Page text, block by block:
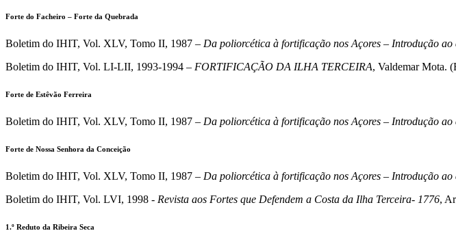
Forte do Facheiro – Forte da Quebrada
Boletim do IHIT, Vol. XLV, Tomo II, 1987 – Da poliorcética à fortificação nos Açores – Introdução
Boletim do IHIT, Vol. LI-LII, 1993-1994 – FORTIFICAÇÃO DA ILHA TERCEIRA, Valdemar Mota.
Forte de Estêvão Ferreira
Boletim do IHIT, Vol. XLV, Tomo II, 1987 – Da poliorcética à fortificação nos Açores – Introdução
Forte de Nossa Senhora da Conceição
Boletim do IHIT, Vol. XLV, Tomo II, 1987 – Da poliorcética à fortificação nos Açores – Introdução
Boletim do IHIT, Vol. LVI, 1998 - Revista aos Fortes que Defendem a Costa da Ilha Terceira- 1776,
1.º Reduto da Ribeira Seca